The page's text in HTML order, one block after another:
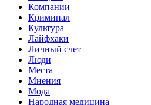
Компании
Криминал
Культура
Лайфхаки
Личный счет
Люди
Места
Мнения
Мода
Народная медицина